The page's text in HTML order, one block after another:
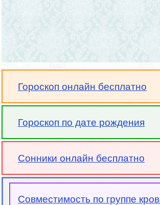
Гороскоп онлайн бесплатно
Гороскоп по дате рождения
Сонники онлайн бесплатно
Совместимость по группе